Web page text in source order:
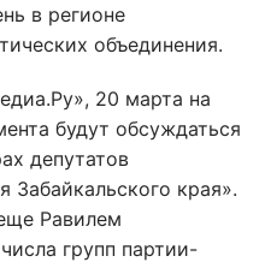
в регионе
объединения.
20 марта на
будут обсуждаться
депутатов
Забайкальского края».
Равилем
групп партии-